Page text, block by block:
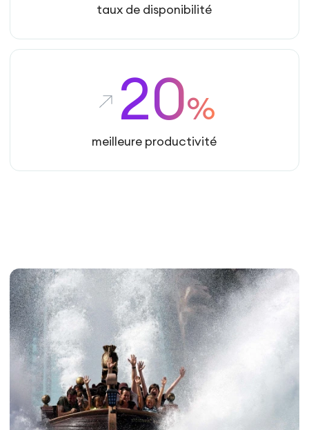
taux de disponibilité
20%
meilleure productivité